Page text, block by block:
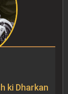
Dharkan